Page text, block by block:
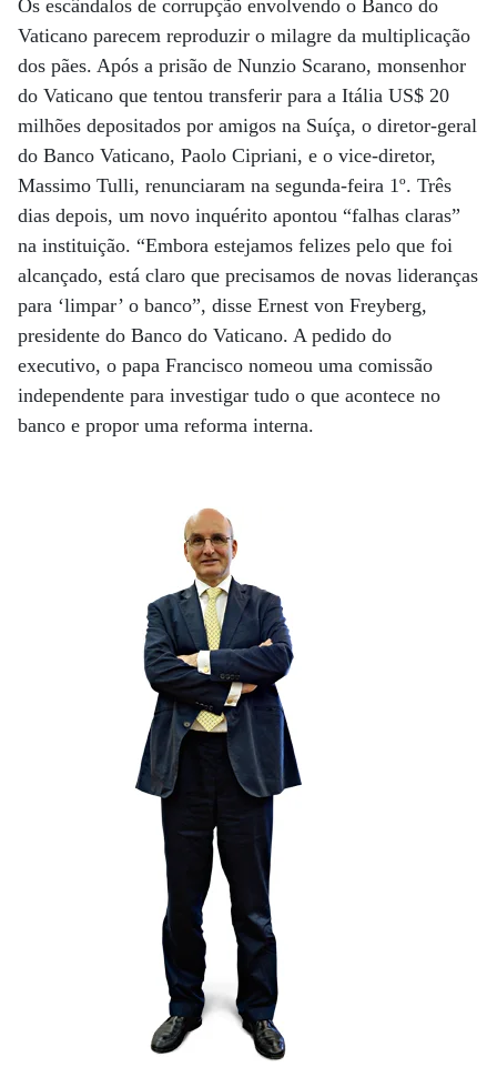
Os escândalos de corrupção envolvendo o Banco do
Vaticano parecem reproduzir o milagre da multiplicação
dos pães. Após a prisão de Nunzio Scarano, monsenhor
do Vaticano que tentou transferir para a Itália US$ 20
milhões depositados por amigos na Suíça, o diretor-geral
do Banco Vaticano, Paolo Cipriani, e o vice-diretor,
Massimo Tulli, renunciaram na segunda-feira 1º. Três
dias depois, um novo inquérito apontou “falhas claras”
na instituição. “Embora estejamos felizes pelo que foi
alcançado, está claro que precisamos de novas lideranças
para ‘limpar’ o banco”, disse Ernest von Freyberg,
presidente do Banco do Vaticano. A pedido do
executivo, o papa Francisco nomeou uma comissão
independente para investigar tudo o que acontece no
banco e propor uma reforma interna.